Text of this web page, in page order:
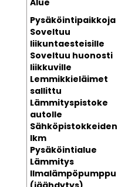
Alue
Pysäköintipaikkoja
Soveltuu
liikuntaesteisille
Soveltuu huonosti
liikkuville
Lemmikkieläimet
sallittu
Lämmityspistoke
autolle
Sähköpistokkeiden
lkm
Pysäköintialue
Lämmitys
Ilmalämpöpumppu